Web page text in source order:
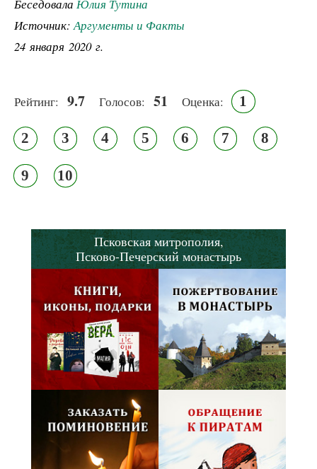
Беседовала Юлия Тутина
Источник:Аргументы и Факты
24 января 2020 г.
Рейтинг: 9.7 Голосов: 51 Оценка: 1
2 3 4 5 6 7 8
9 10
Псковская митрополия,
Псково-Печерский монастырь